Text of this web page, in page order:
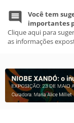
Você tem
importantes
Clique aqui para
as informações